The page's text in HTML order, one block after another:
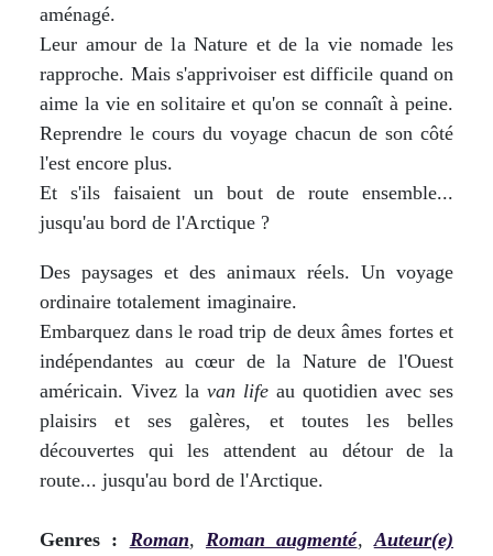
aménagé.
Leur amour de la Nature et de la vie nomade les
rapproche. Mais s'apprivoiser est difficile quand on
aime la vie en solitaire et qu'on se connaît à peine.
Reprendre le cours du voyage chacun de son côté
l'est encore plus.
Et s'ils faisaient un bout de route ensemble...
jusqu'au bord de l'Arctique ?
Des paysages et des animaux réels. Un voyage
ordinaire totalement imaginaire.
Embarquez dans le road trip de deux âmes fortes et
indépendantes au cœur de la Nature de l'Ouest
américain. Vivez lavan life au quotidien avec ses
plaisirs et ses galères, et toutes les belles
découvertes qui les attendent au détour de la
route... jusqu'au bord de l'Arctique.
Genres : Roman, Roman augmenté, Auteur(e)